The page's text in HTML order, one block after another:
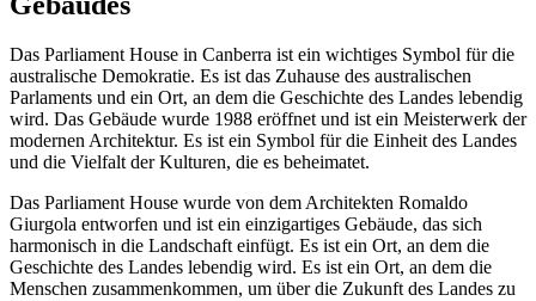
Das Parliament House in Canberra ist ein wichtiges Symbol für die
australische Demokratie. Es ist das Zuhause des australischen
Parlaments und ein Ort, an dem die Geschichte des Landes lebendig
wird. Das Gebäude wurde 1988 eröffnet und ist ein Meisterwerk der
modernen Architektur. Es ist ein Symbol für die Einheit des Landes
und die Vielfalt der Kulturen, die es beheimatet.
Das Parliament House wurde von dem Architekten Romaldo
Giurgola entworfen und ist ein einzigartiges Gebäude, das sich
harmonisch in die Landschaft einfügt. Es ist ein Ort, an dem die
Geschichte des Landes lebendig wird. Es ist ein Ort, an dem die
Menschen zusammenkommen, um über die Zukunft des Landes zu